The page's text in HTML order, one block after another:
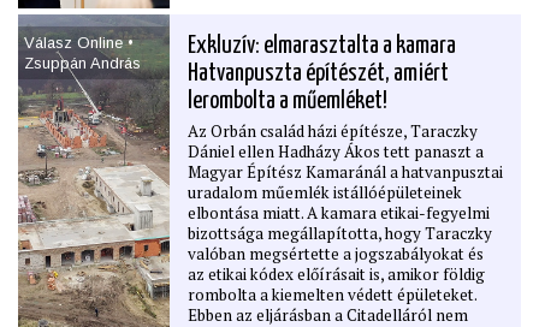
Válasz Online •
Zsuppán András
Exkluzív: elmarasztalta a kamara
Hatvanpuszta építészét, amiért
lerombolta a műemléket!
Az Orbán család házi építésze, Taraczky
Dániel ellen Hadházy Ákos tett panaszt a
Magyar Építész Kamaránál a hatvanpusztai
uradalom műemlék istállóépületeinek
elbontása miatt. A kamara etikai-fegyelmi
bizottsága megállapította, hogy Taraczky
valóban megsértette a jogszabályokat és
az etikai kódex előírásait is, amikor földig
rombolta a kiemelten védett épületeket.
Ebben az eljárásban a Citadelláról nem